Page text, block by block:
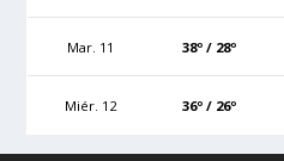
Mar. 11 38º / 28º
Miér. 12 36º / 26º